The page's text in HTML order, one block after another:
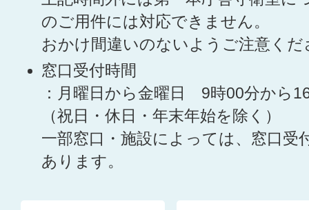
のご用件には対応できません。
おかけ間違いのないようご注意くだ
窓口受付時間
：月曜日から金曜日 9時00分から
（祝日・休日・年末年始を除く）
一部窓口・施設によっては、窓口受
あります。